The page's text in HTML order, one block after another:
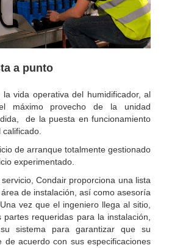
a punto
vida operativa del humidificador, al
máximo provecho de la unidad
de la puesta en funcionamiento
calificado.
de arranque totalmente gestionado
experimentado.
Condair proporciona una lista
de instalación, así como asesoría
vez que el ingeniero llega al sitio,
partes requeridas para la instalación,
sistema para garantizar que su
de acuerdo con sus especificaciones